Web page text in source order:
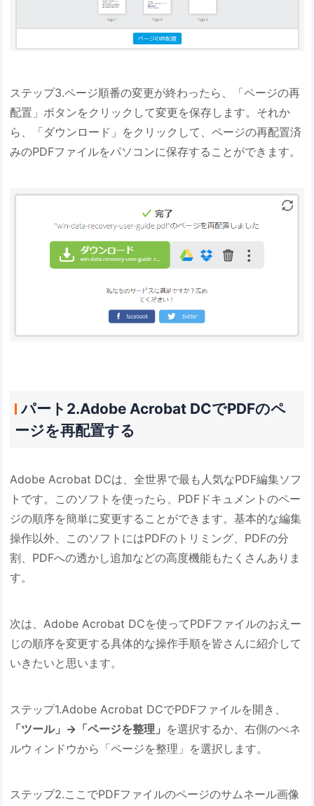
ステップ3.ページ順番の変更が終わったら、「ページの再
配置」ボタンをクリックして変更を保存します。それか
ら、「ダウンロード」をクリックして、ページの再配置済
みのPDFファイルをパソコンに保存することができます。
パート2.Adobe Acrobat DCでPDFのペ
ージを再配置する
Adobe Acrobat DCは、全世界で最も人気なPDF編集ソフ
トです。このソフトを使ったら、PDFドキュメントのペー
ジの順序を簡単に変更することができます。基本的な編集
操作以外、このソフトにはPDFのトリミング、PDFの分
割、PDFへの透かし追加などの高度機能もたくさんありま
す。
次は、Adobe Acrobat DCを使ってPDFファイルのおえー
じの順序を変更する具体的な操作手順を皆さんに紹介して
いきたいと思います。
ステップ1.Adobe Acrobat DCでPDFファイルを開き、
「ツール」→「ページを整理」 を選択するか、右側のぺネ
ルウィンドウから「ページを整理」を選択します。
ステップ2.ここでPDFファイルのページのサムネール画像